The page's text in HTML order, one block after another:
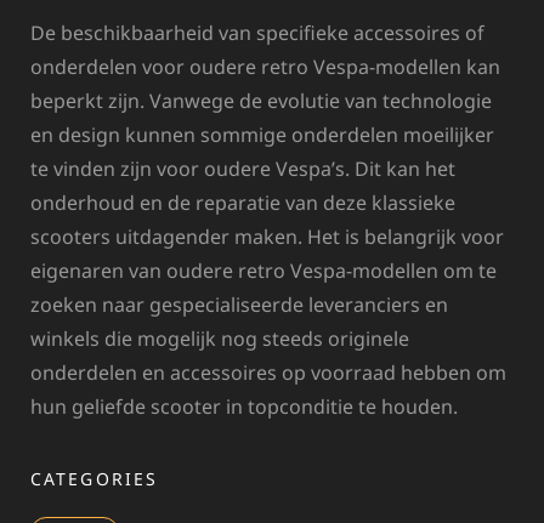
De beschikbaarheid van specifieke accessoires of
onderdelen voor oudere retro Vespa-modellen kan
beperkt zijn. Vanwege de evolutie van technologie
en design kunnen sommige onderdelen moeilijker
te vinden zijn voor oudere Vespa’s. Dit kan het
onderhoud en de reparatie van deze klassieke
scooters uitdagender maken. Het is belangrijk voor
eigenaren van oudere retro Vespa-modellen om te
zoeken naar gespecialiseerde leveranciers en
winkels die mogelijk nog steeds originele
onderdelen en accessoires op voorraad hebben om
hun geliefde scooter in topconditie te houden.
CATEGORIES